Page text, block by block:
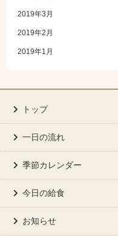
2019年3月
2019年2月
2019年1月
トップ
一日の流れ
季節カレンダー
今日の給食
お知らせ